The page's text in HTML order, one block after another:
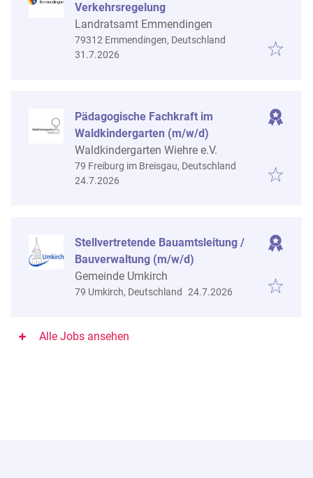
Verkehrsregelung
Landratsamt Emmendingen
79312 Emmendingen, Deutschland
Veröffentlicht
31.7.2026
Pädagogische Fachkraft im
Waldkindergarten (m/w/d)
Waldkindergarten Wiehre e.V.
79 Freiburg im Breisgau, Deutschland
Veröffentlicht
24.7.2026
Stellvertretende Bauamtsleitung /
Bauverwaltung (m/w/d)
Gemeinde Umkirch
79 Umkirch, Deutschland Veröffentlicht
24.7.2026
Alle Jobs ansehen